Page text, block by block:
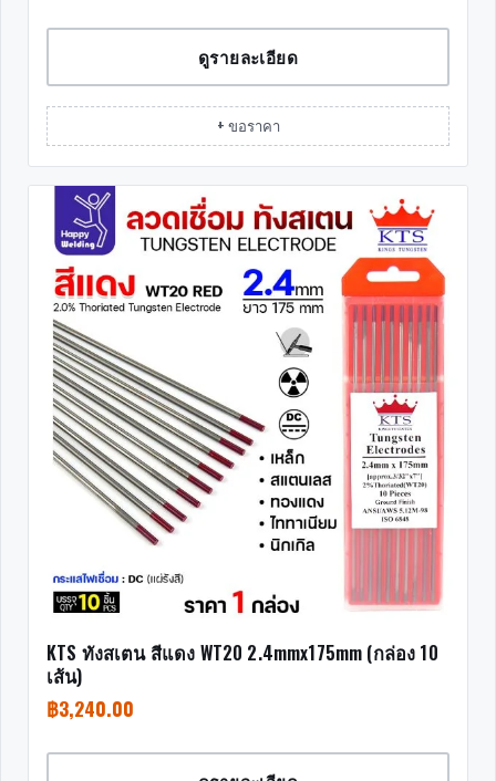
ดูรายละเอียด
+ ขอราคา
KTS ทังสเตน สีแดง WT20 2.4mmx175mm (กล่อง 10
เส้น)
฿3,240.00